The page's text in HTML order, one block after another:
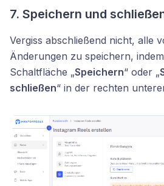
7. Speichern und
Vergiss abschließend nicht, alle
Änderungen zu speichern,
Schaltfläche „Speichern“ oder „
schließen“ in der rechten